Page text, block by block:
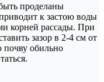
проделаны
к застою воды
корней рассады. При
зазор в 2-4 см от
почву обильно